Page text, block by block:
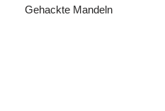
Gehackte Mandeln